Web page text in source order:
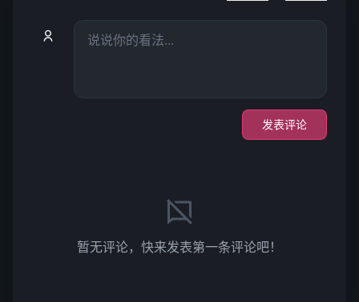
发表评论
暂无评论，快来发表第一条评论吧！